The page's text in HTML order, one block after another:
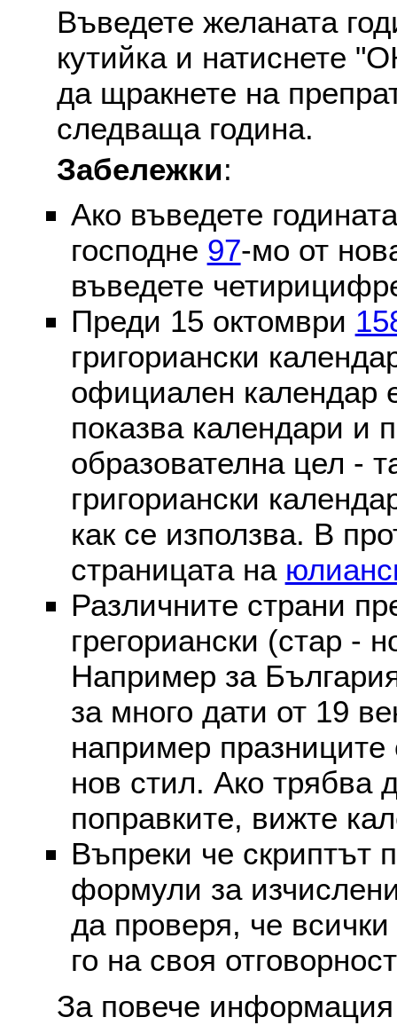
Въведете желаната
кутийка и натиснете
да щракнете на
следваща година.
Забележки:
Ако въведете
господне 97-мо от
въведете
Преди 15 октомври
григориански
официален календар
показва календари и
образователна цел -
григориански
как се използва. В
страницата на
Различните страни
грегориански (стар -
Например за
за много дати от 19
например празниците
нов стил. Ако трябва
поправките, вижте
Въпреки че скриптът
формули за
да проверя, че
го на своя
За повече информация